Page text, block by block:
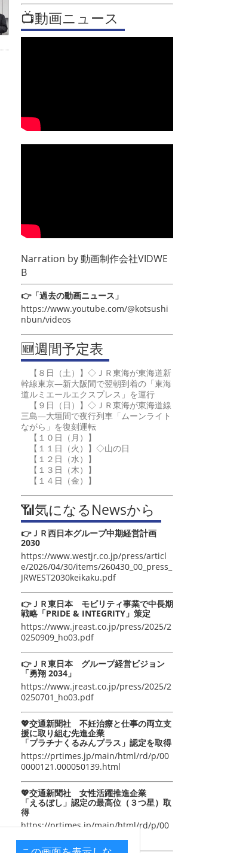
📺動画ニュース
Narration by動画制作会社VIDWE
B
👉「過去の動画ニュース」
https://www.youtube.com/@kotsushi
nbun/videos
🆕週間予定表
【８日（土）】◇ＪＲ東海が東海道新
幹線東京―新大阪間で翌朝到着の「東海
道ルミエールエクスプレス」を運行
【９日（日）】◇ＪＲ東海が東海道線
三島―大垣間で夜行列車「ムーンライト
ながら」を復刻運転
【１０日（月）】
【１１日（火）】◇山の日
【１２日（水）】
【１３日（木）】
【１４日（金）】
📶気になるNewsから
👉ＪＲ西日本グループ中期経営計画
2030
https://www.westjr.co.jp/press/articl
e/2026/04/30/items/260430_00_press_
JRWEST2030keikaku.pdf
👉ＪＲ東日本 モビリティ事業で中長期
戦略「PRIDE & INTEGRITY」策定
https://www.jreast.co.jp/press/2025/2
0250909_ho03.pdf
👉ＪＲ東日本 グループ経営ビジョン
「勇翔 2034」
https://www.jreast.co.jp/press/2025/2
0250701_ho03.pdf
💖交通新聞社 不妊治療と仕事の両立支
援に取り組む先進企業
「プラチナくるみんプラス」認定を取得
https://prtimes.jp/main/html/rd/p/00
0000121.000050139.html
💖交通新聞社 女性活躍推進企業
「えるぼし」認定の最高位（３つ星）取
得
https://prtimes.jp/main/html/rd/p/00